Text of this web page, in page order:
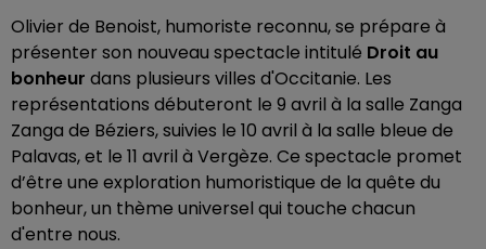
Olivier de Benoist, humoriste reconnu, se prépare à
présenter son nouveau spectacle intitulé Droit au
bonheur dans plusieurs villes d'Occitanie. Les
représentations débuteront le 9 avril à la salle Zanga
Zanga de Béziers, suivies le 10 avril à la salle bleue de
Palavas, et le 11 avril à Vergèze. Ce spectacle promet
d’être une exploration humoristique de la quête du
bonheur, un thème universel qui touche chacun
d'entre nous.